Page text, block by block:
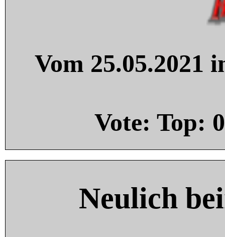
Vom 25.05.2021
Vote: Top: 0
Neulich